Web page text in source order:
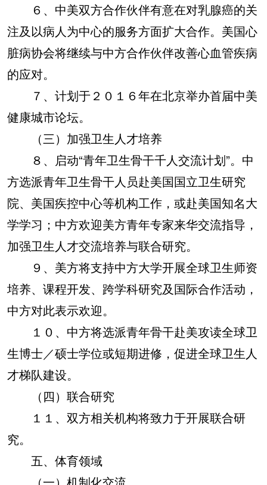
６、中美双方合作伙伴有意在对乳腺癌的关
注及以病人为中心的服务方面扩大合作。美国心
脏病协会将继续与中方合作伙伴改善心血管疾病
的应对。
７、计划于２０１６年在北京举办首届中美
健康城市论坛。
（三）加强卫生人才培养
８、启动“青年卫生骨干千人交流计划”。中
方选派青年卫生骨干人员赴美国国立卫生研究
院、美国疾控中心等机构工作，或赴美国知名大
学学习；中方欢迎美方青年专家来华交流指导，
加强卫生人才交流培养与联合研究。
９、美方将支持中方大学开展全球卫生师资
培养、课程开发、跨学科研究及国际合作活动，
中方对此表示欢迎。
１０、中方将选派青年骨干赴美攻读全球卫
生博士／硕士学位或短期进修，促进全球卫生人
才梯队建设。
（四）联合研究
１１、双方相关机构将致力于开展联合研
究。
五、体育领域